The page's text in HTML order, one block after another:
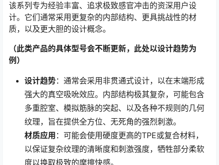
该系列专为经验丰富、追求极致感官冲击的资深用户设
计。它们通常采用更复杂的内部结构、更具挑战性的材
质，以及更大胆的设计概念。
（此类产品的具体型号会不断更新，此处以设计趋势为
例）
设计趋势：通常会采用非贯通式设计，以在末端形成
强大的真空吸吮效应。内部结构极其复杂，可能包含
多重腔室、模拟筋脉的突起、以及各种不规则的几何
纹理，旨在提供全方位、无死角的强烈刺激。
材质应用 ：可能会使用硬度更高的TPE或复合材料，
以保证复杂纹理的清晰度和刺激强度，牺牲部分柔软
度以换取极致的摩擦快感。